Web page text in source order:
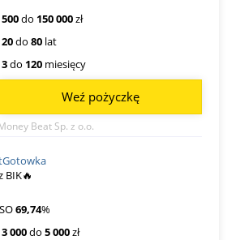
500do 150 000zł
20do 80 lat
3do 120 miesięcy
Beat Sp. z o.o.
Weź pożyczkę
BIK🔥
69,74%
3 000do 5 000zł